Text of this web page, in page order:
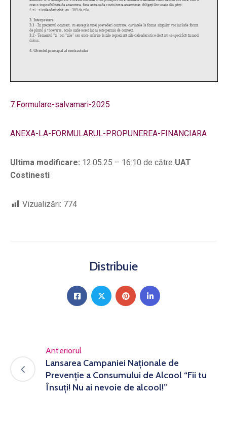
7.Formulare-salvamari-2025
ANEXA-LA-FORMULARUL-PROPUNEREA-FINANCIARA
Ultima modificare: 12.05.25 – 16:10 de către UAT
Costinesti
Vizualizări: 774
Distribuie
Anteriorul
Lansarea Campaniei Naționale de
Prevenție a Consumului de Alcool “Fii tu
Însuți! Nu ai nevoie de alcool!”